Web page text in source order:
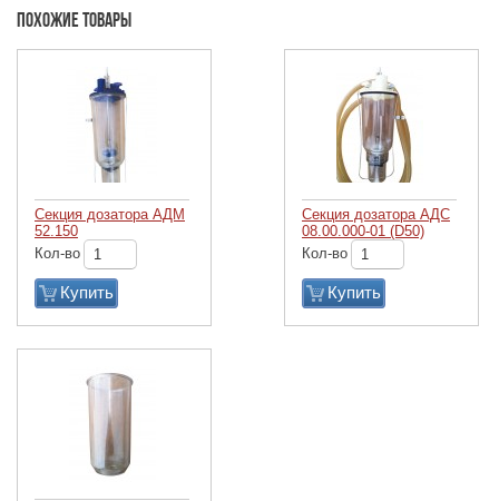
Похожие товары
Секция дозатора АДМ
52.150
Кол-во
Купить
Секция дозатора АДС
08.00.000-01 (D50)
Кол-во
Купить